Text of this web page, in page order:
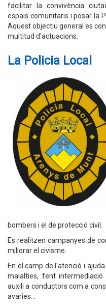
facilitar la convivència
espais comunitaris i posar la
Aquest objectiu general es
multitud d'actuacions.
La Policia Local
bombers i el de protecció civil.
Es realitzen campanyes de
millorar el civisme.
En el camp de l'atenció i
malalties, fent
auxili a conductors com a
avaries...